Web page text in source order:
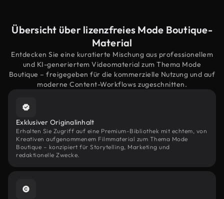
Übersicht über lizenzfreies Mode Boutique-
Material
Entdecken Sie eine kuratierte Mischung aus professionellem
und KI-generiertem Videomaterial zum Thema Mode
Boutique – freigegeben für die kommerzielle Nutzung und auf
moderne Content-Workflows zugeschnitten.
Exklusiver Originalinhalt
Erhalten Sie Zugriff auf eine Premium-Bibliothek mit echtem, von
Kreativen aufgenommenem Filmmaterial zum Thema Mode
Boutique – konzipiert für Storytelling, Marketing und
redaktionelle Zwecke.